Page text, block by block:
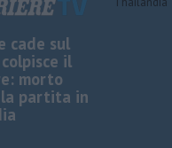
cade sul
il
morto
partita in